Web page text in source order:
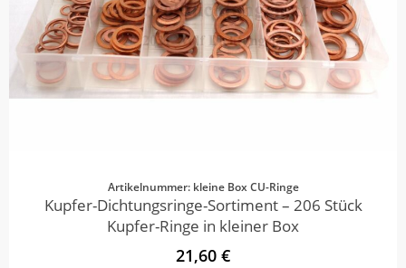
Artikelnummer: kleine Box CU-Ringe
Kupfer-Dichtungsringe-Sortiment – 206 Stück
Kupfer-Ringe in kleiner Box
21,60 €